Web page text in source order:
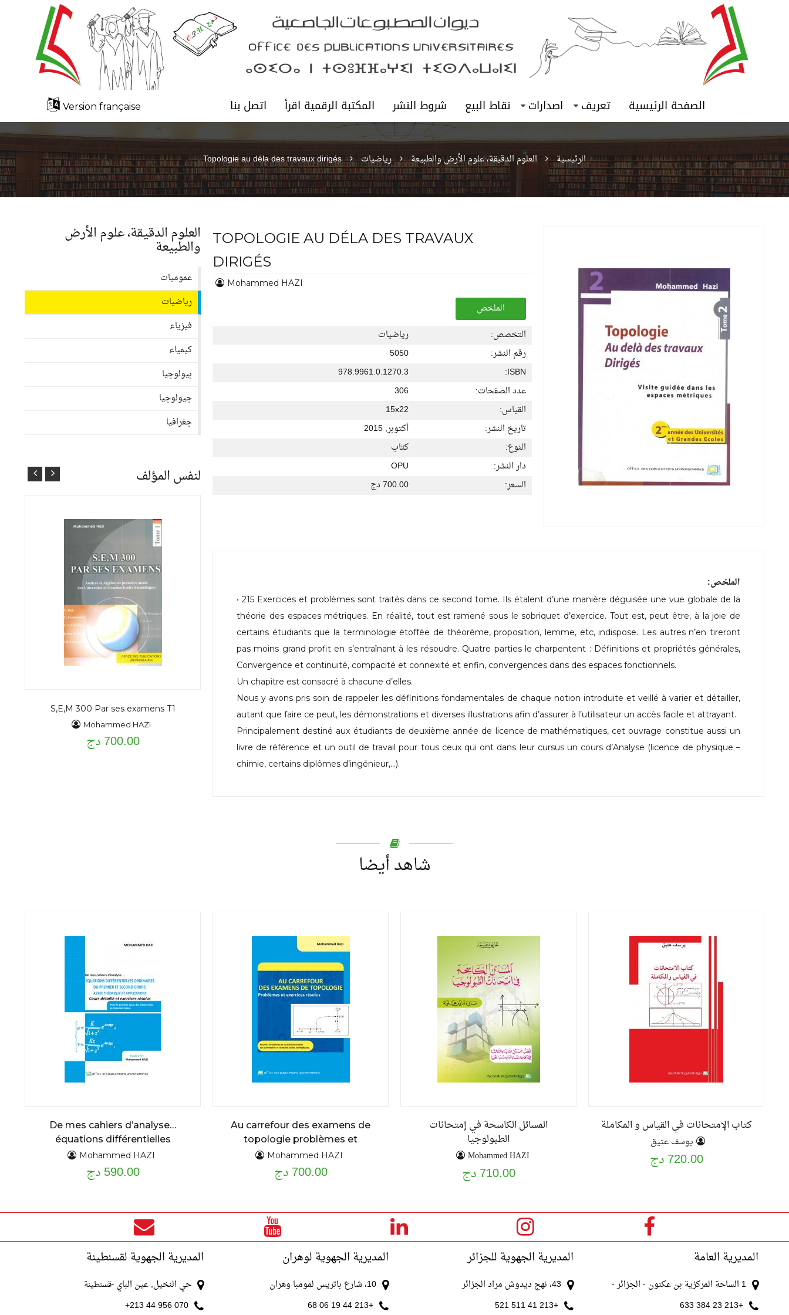
الصفحة الرئيسية تعريف اصدارات نقاط البيع شروط النشر المكتبة الرقمية اقرأ اتصل بنا Version française
الرئيسية العلوم الدقيقة، علوم الأرض والطبيعة رياضيات Topologie au déla des travaux dirigés
TOPOLOGIE AU DÉLA DES TRAVAUX
DIRIGÉS
Mohammed HAZI
الملخص
التخصص:
رياضيات
رقم النشر:
5050
ISBN:
978.9961.0.1270.3
عدد الصفحات:
306
القياس:
15x22
تاريخ النشر:
أكتوبر, 2015
النوع:
كتاب
دار النشر:
OPU
السعر:
700.00 دج
الملخص:
• 215 Exercices et problèmes sont traités dans ce second tome. Ils étalent d’une manière déguisée une vue globale de la
théorie des espaces métriques. En réalité, tout est ramené sous le sobriquet d’exercice. Tout est, peut être, à la joie de
certains étudiants que la terminologie étoffée de théorème, proposition, lemme, etc, indispose. Les autres n’en tireront
pas moins grand profit en s’entraînant à les résoudre. Quatre parties le charpentent : Définitions et propriétés générales,
Convergence et continuité, compacité et connexité et enfin, convergences dans des espaces fonctionnels.
Un chapitre est consacré à chacune d’elles.
Nous y avons pris soin de rappeler les définitions fondamentales de chaque notion introduite et veillé à varier et détailler,
autant que faire ce peut, les démonstrations et diverses illustrations afin d’assurer à l’utilisateur un accès facile et attrayant.
Principalement destiné aux étudiants de deuxième année de licence de mathématiques, cet ouvrage constitue aussi un
livre de référence et un outil de travail pour tous ceux qui ont dans leur cursus un cours d’Analyse (licence de physique –
chimie, certains diplômes d’ingénieur,…).
العلوم الدقيقة، علوم الأرض
والطبيعة
عموميات
رياضيات
فيزياء
كيمياء
بيولوجيا
جيولوجيا
جغرافيا
لنفس المؤلف
S,E,M 300 Par ses examens T1
Mohammed HAZI
700.00 دج
شاهد أيضا
كتاب الإمتحانات في القياس و المكاملة
يوسف عتيق
720.00 دج
المسائل الكاسحة في إمتحانات
الطبولوجيا
Mohammed HAZI
710.00 دج
Au carrefour des examens de
topologie problèmes et
exercices résolus
Mohammed HAZI
700.00 دج
De mes cahiers d’analyse…
équations différentielles
ordinaires du premier et second
ordre : assise théorique et
applications cours détaillé et
Mohammed HAZI
590.00 دج
المديرية العامة
1 الساحة المركزية بن عكنون - الجزائر -
+213 23 384 633
المديرية الجهوية للجزائر
43، نهج ديدوش مراد الجزائر
+213 41 511 521
المديرية الجهوية لوهران
10، شارع باتريس لمومبا وهران
+213 44 19 06 68
المديرية الجهوية لقسنطينة
حي النخيل, عين الباي -قسنطينة
070 956 44 213+